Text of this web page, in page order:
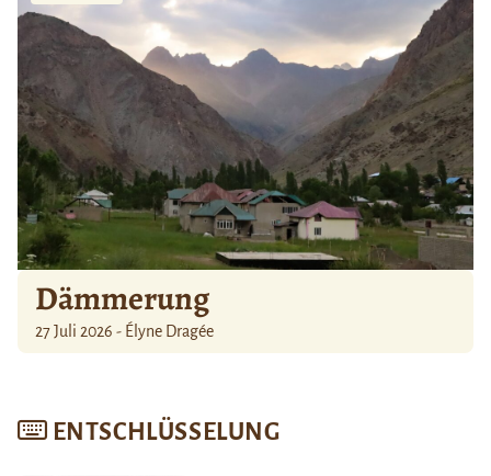
Dämmerung
27 Juli 2026 - Élyne Dragée
ENTSCHLÜSSELUNG